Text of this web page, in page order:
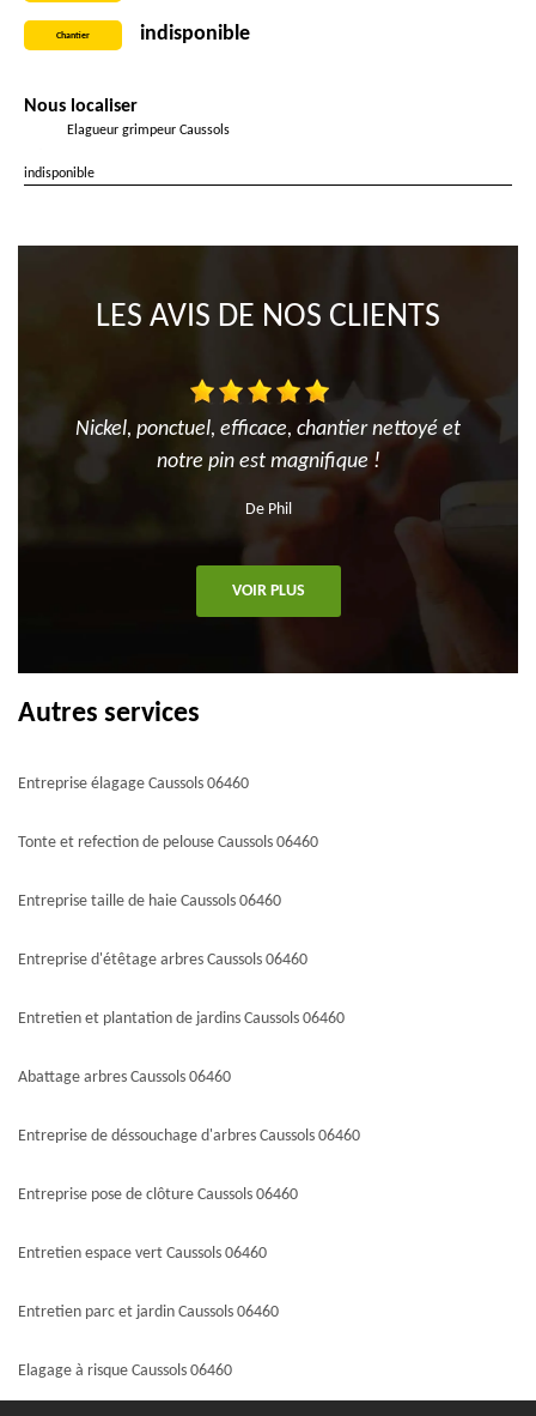
Chantier indisponible
Nous localiser
Elagueur grimpeur Caussols
indisponible
LES AVIS DE NOS CLIENTS
Nickel, ponctuel, efficace, chantier nettoyé et
notre pin est magnifique !
De Phil
VOIR PLUS
Autres services
Entreprise élagage Caussols 06460
Tonte et refection de pelouse Caussols 06460
Entreprise taille de haie Caussols 06460
Entreprise d'étêtage arbres Caussols 06460
Entretien et plantation de jardins Caussols 06460
Abattage arbres Caussols 06460
Entreprise de déssouchage d'arbres Caussols 06460
Entreprise pose de clôture Caussols 06460
Entretien espace vert Caussols 06460
Entretien parc et jardin Caussols 06460
Elagage à risque Caussols 06460